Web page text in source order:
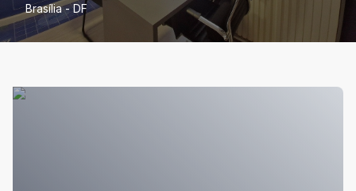
Brasília - DF